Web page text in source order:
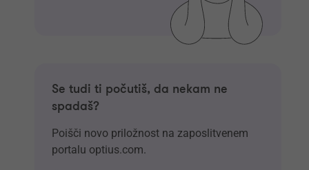
Se tudi ti počutiš, da nekam ne
spadaš?
Poišči novo priložnost na zaposlitvenem
portalu optius.com.